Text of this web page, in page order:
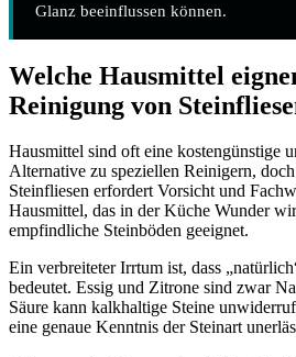
Glanz beeinflussen können.
Welche Hausmittel
Reinigung von
Hausmittel sind oft eine kostengünstige
Alternative zu speziellen Reinigern,
Steinfliesen erfordert Vorsicht und
Hausmittel, das in der Küche Wunder
empfindliche Steinböden geeignet.
Ein verbreiteter Irrtum ist, dass
bedeutet. Essig und Zitrone sind zwar
Säure kann kalkhaltige Steine
eine genaue Kenntnis der Steinart